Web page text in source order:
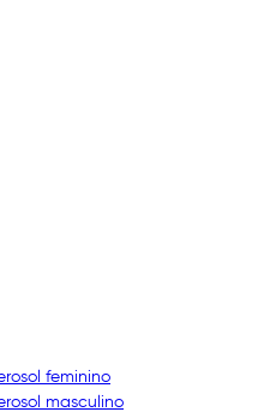
feminino
masculino